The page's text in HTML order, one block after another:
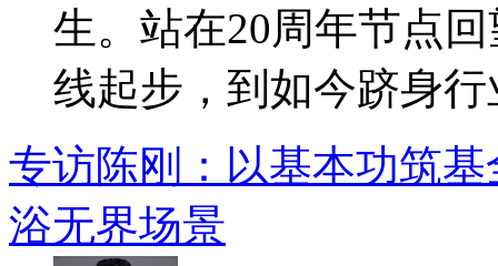
生。站在20周年节点
线起步，到如今跻身行
专访陈刚：以基本功筑
浴无界场景